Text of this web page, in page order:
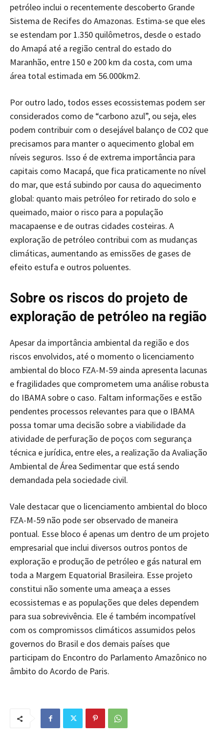
petróleo inclui o recentemente descoberto Grande
Sistema de Recifes do Amazonas. Estima-se que eles
se estendam por 1.350 quilômetros, desde o estado
do Amapá até a região central do estado do
Maranhão, entre 150 e 200 km da costa, com uma
área total estimada em 56.000km2.
Por outro lado, todos esses ecossistemas podem ser
considerados como de “carbono azul”, ou seja, eles
podem contribuir com o desejável balanço de CO2 que
precisamos para manter o aquecimento global em
níveis seguros. Isso é de extrema importância para
capitais como Macapá, que fica praticamente no nível
do mar, que está subindo por causa do aquecimento
global: quanto mais petróleo for retirado do solo e
queimado, maior o risco para a população
macapaense e de outras cidades costeiras. A
exploração de petróleo contribui com as mudanças
climáticas, aumentando as emissões de gases de
efeito estufa e outros poluentes.
Sobre os riscos do projeto de
exploração de petróleo na região
Apesar da importância ambiental da região e dos
riscos envolvidos, até o momento o licenciamento
ambiental do bloco FZA-M-59 ainda apresenta lacunas
e fragilidades que comprometem uma análise robusta
do IBAMA sobre o caso. Faltam informações e estão
pendentes processos relevantes para que o IBAMA
possa tomar uma decisão sobre a viabilidade da
atividade de perfuração de poços com segurança
técnica e jurídica, entre eles, a realização da Avaliação
Ambiental de Área Sedimentar que está sendo
demandada pela sociedade civil.
Vale destacar que o licenciamento ambiental do bloco
FZA-M-59 não pode ser observado de maneira
pontual. Esse bloco é apenas um dentro de um projeto
empresarial que inclui diversos outros pontos de
exploração e produção de petróleo e gás natural em
toda a Margem Equatorial Brasileira. Esse projeto
constitui não somente uma ameaça a esses
ecossistemas e as populações que deles dependem
para sua sobrevivência. Ele é também incompatível
com os compromissos climáticos assumidos pelos
governos do Brasil e dos demais países que
participam do Encontro do Parlamento Amazônico no
âmbito do Acordo de Paris.